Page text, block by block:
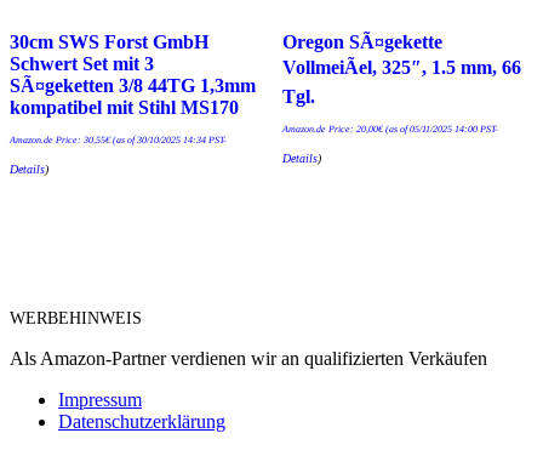
30cm SWS Forst GmbH
Schwert Set mit 3
SÃ¤geketten 3/8 44TG 1,3mm
kompatibel mit Stihl MS170
Amazon.de Price: 30,55€(as of 30/10/2025 14:34 PST-
Details)
Oregon SÃ¤gekette
VollmeiÃel, 325″, 1.5 mm, 66
Tgl.
Amazon.de Price: 20,00€(as of 05/11/2025 14:00 PST-
Details)
WERBEHINWEIS
Als Amazon-Partner verdienen wir an qualifizierten Verkäufen
Impressum
Datenschutzerklärung